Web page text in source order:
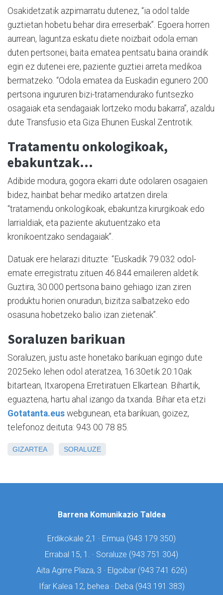
Osakidetzatik azpimarratu dutenez, “ia odol talde
guztietan hobetu behar dira erreserbak”. Egoera horren
aurrean, laguntza eskatu diete noizbait odola eman
duten pertsonei, baita ematea pentsatu baina oraindik
egin ez dutenei ere, paziente guztiei arreta medikoa
bermatzeko. “Odola ematea da Euskadin egunero 200
pertsona ingururen bizi-tratamendurako funtsezko
osagaiak eta sendagaiak lortzeko modu bakarra”, azaldu
dute Transfusio eta Giza Ehunen Euskal Zentrotik.
Tratamentu onkologikoak,
ebakuntzak…
Adibide modura, gogora ekarri dute odolaren osagaien
bidez, hainbat behar mediko artatzen direla:
“tratamendu onkologikoak, ebakuntza kirurgikoak edo
larrialdiak, eta paziente akutuentzako eta
kronikoentzako sendagaiak”.
Datuak ere helarazi dituzte: “Euskadik 79.032 odol-
emate erregistratu zituen 46.844 emaileren aldetik.
Guztira, 30.000 pertsona baino gehiago izan ziren
produktu horien onuradun, bizitza salbatzeko edo
osasuna hobetzeko balio izan zietenak”.
Soraluzen barikuan
Soraluzen, justu aste honetako barikuan egingo dute
2025eko lehen odol ateratzea, 16:30etik 20:10ak
bitartean, Itxaropena Erretiratuen Elkartean. Bihartik,
eguaztena, hartu ahal izango da txanda. Bihar eta etzi
Gotatanta.eus webgunean, eta barikuan, goizez,
telefonoz deituta: 943 00 78 85.
GIZARTEA SORALUZE
Barrena Komunikazio Taldea
Erdikokale 2,1 · Ermua (943 179 350)
Errabal 15, 1. · Soraluze (943 751 304)
Aita Agirre Plaza, 3 · Elgoibar (943 741 626)
Ifar Kalea 12, behea · Deba (943 191 383)